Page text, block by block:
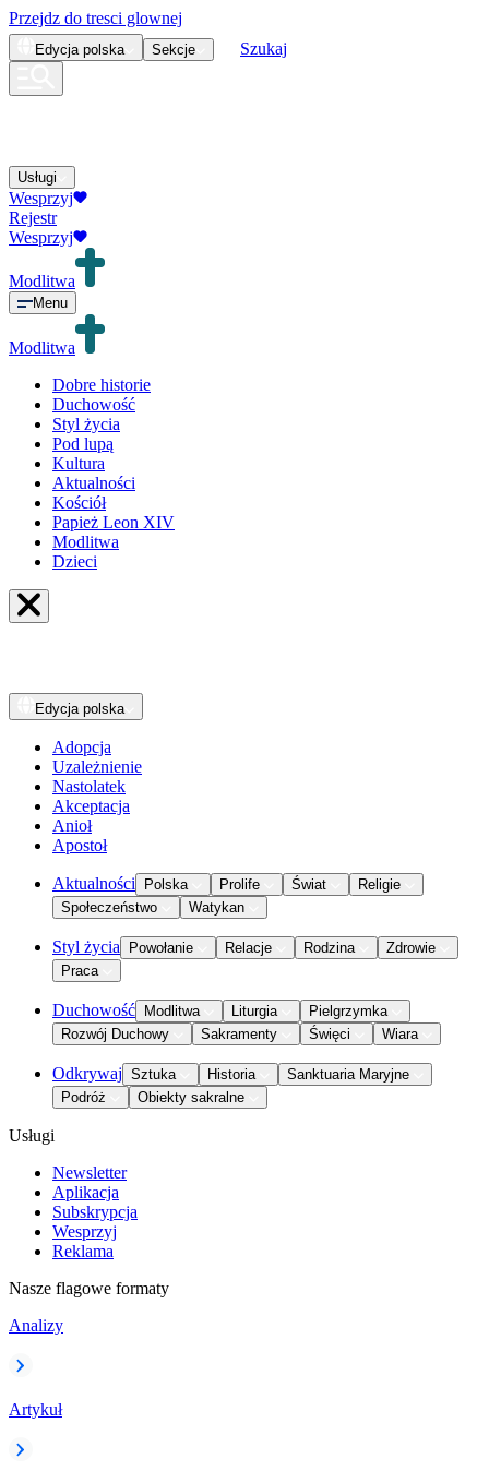
Przejdz do tresci glownej
Edycja polska Sekcje Szukaj
Usługi
Wesprzyj
Rejestr
Wesprzyj
Modlitwa
Menu
Modlitwa
Dobre historie
Duchowość
Styl życia
Pod lupą
Kultura
Aktualności
Kościół
Papież Leon XIV
Modlitwa
Dzieci
Edycja polska
Adopcja
Uzależnienie
Nastolatek
Akceptacja
Anioł
Apostoł
Aktualności Polska Prolife Świat
Religie
Społeczeństwo
Watykan
Styl życia Powołanie Relacje Rodzina
Zdrowie
Praca
Duchowość Modlitwa Liturgia
Pielgrzymka
Rozwój Duchowy
Sakramenty Święci Wiara
Odkrywaj Sztuka Historia
Sanktuaria Maryjne
Podróż
Obiekty sakralne
Usługi
Newsletter
Aplikacja
Subskrypcja
Wesprzyj
Reklama
Nasze flagowe formaty
Analizy
Artykuł